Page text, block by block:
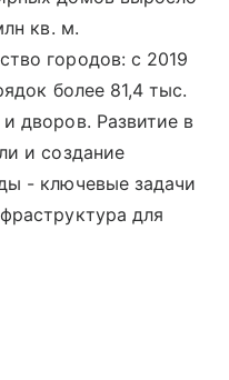
кв. м.
городов: с 2019
более 81,4 тыс.
дворов. Развитие в
и создание
- ключевые задачи
для